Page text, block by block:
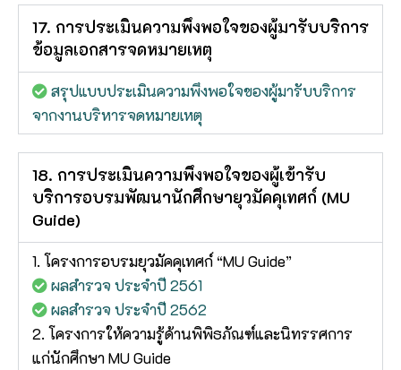
17. การประเมินความพึงพอใจของผู้มารับบริการ
ข้อมูลเอกสารจดหมายเหตุ
สรุปแบบประเมินความพึงพอใจของผู้มารับบริการ
จากงานบริหารจดหมายเหตุ
18. การประเมินความพึงพอใจของผู้เข้ารับ
บริการอบรมพัฒนานักศึกษายุวมัคคุเทศก์ (MU
Guide)
1. โครงการอบรมยุวมัคคุเทศก์ “MU Guide”
ผลสำรวจ ประจำปี 2561
ผลสำรวจ ประจำปี 2562
2. โครงการให้ความรู้ด้านพิพิธภัณฑ์และนิทรรศการ
แก่นักศึกษา MU Guide